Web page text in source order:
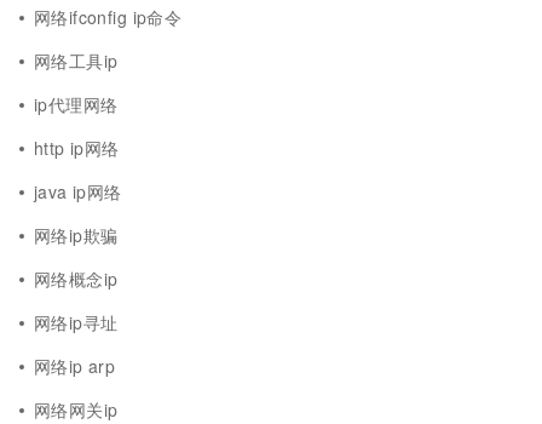
网络ifconfig ip命令
网络工具ip
ip代理网络
http ip网络
java ip网络
网络ip欺骗
网络概念ip
网络ip寻址
网络ip arp
网络网关ip